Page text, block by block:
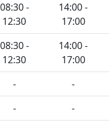
08:30 -
12:30
14:00 -
17:00
08:30 -
12:30
14:00 -
17:00
- -
- -